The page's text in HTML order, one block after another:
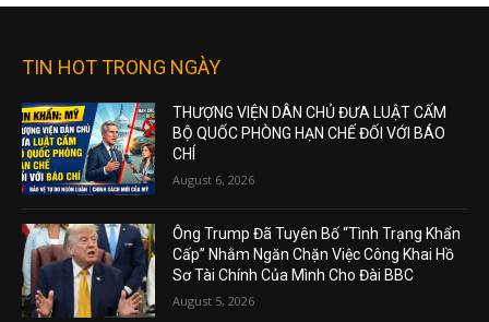
TIN HOT TRONG NGÀY
THƯỢNG VIỆN DÂN CHỦ ĐƯA LUẬT CẤM
BỘ QUỐC PHÒNG HẠN CHẾ ĐỐI VỚI BÁO
CHÍ
August 6, 2026
Ông Trump Đã Tuyên Bố “Tình Trạng Khẩn
Cấp” Nhằm Ngăn Chặn Việc Công Khai Hồ
Sơ Tài Chính Của Mình Cho Đài BBC
August 5, 2026